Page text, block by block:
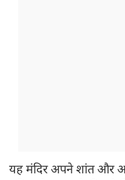
यह मंदिर अपने शांत और